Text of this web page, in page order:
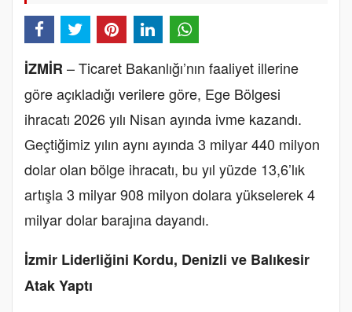
İZMİR– Ticaret Bakanlığı’nın faaliyet illerine
göre açıkladığı verilere göre, Ege Bölgesi
ihracatı 2026 yılı Nisan ayında ivme kazandı.
Geçtiğimiz yılın aynı ayında 3 milyar 440 milyon
dolar olan bölge ihracatı, bu yıl yüzde 13,6’lık
artışla 3 milyar 908 milyon dolara yükselerek 4
milyar dolar barajına dayandı.
İzmir Liderliğini Kordu, Denizli ve Balıkesir
Atak Yaptı